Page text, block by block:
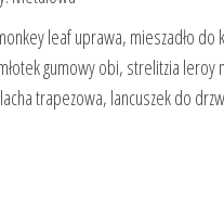
leaf uprawa, mieszadło do
gumowy obi, strelitzia leroy
trapezowa, lancuszek do